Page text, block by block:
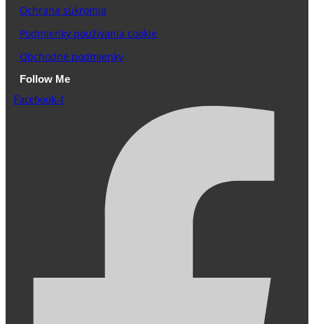
Ochrana súkromia
Podmienky používania cookie
Obchodné podmienky
Follow Me
Facebook-f